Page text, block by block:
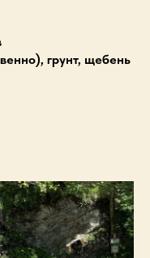
грунт, щебень